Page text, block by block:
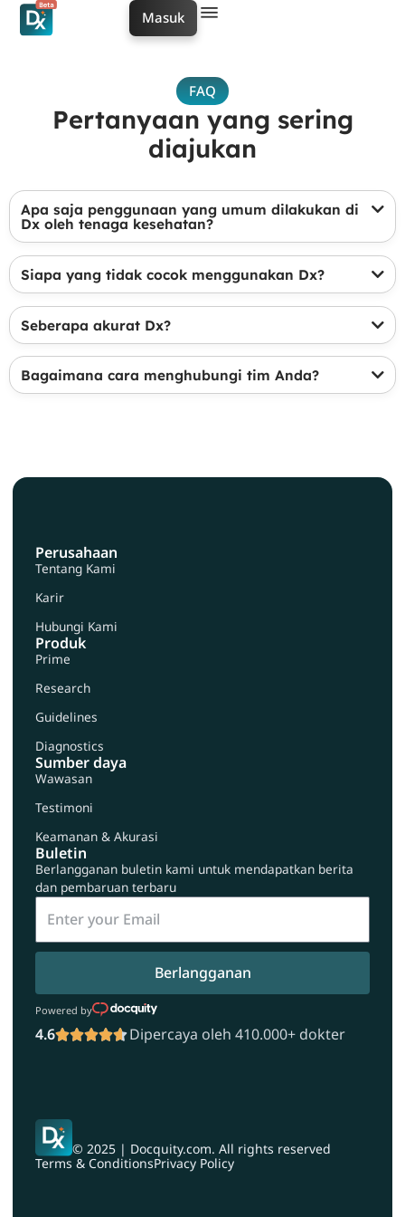
Masuk
FAQ
Pertanyaan yang sering
diajukan
Apa saja penggunaan yang umum dilakukan di
Dx oleh tenaga kesehatan?
Siapa yang tidak cocok menggunakan Dx?
Seberapa akurat Dx?
Bagaimana cara menghubungi tim Anda?
Perusahaan
Tentang Kami
Karir
Hubungi Kami
Produk
Prime
Research
Guidelines
Diagnostics
Sumber daya
Wawasan
Testimoni
Keamanan & Akurasi
Buletin
Berlangganan buletin kami untuk mendapatkan berita
dan pembaruan terbaru
Berlangganan
Powered by
4.6 Dipercaya oleh 410.000+ dokter
© 2025 | Docquity.com. All rights reserved
Terms & ConditionsPrivacy Policy